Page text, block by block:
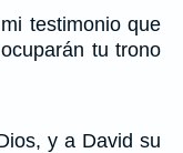
testimonio que
tu trono
y a David su